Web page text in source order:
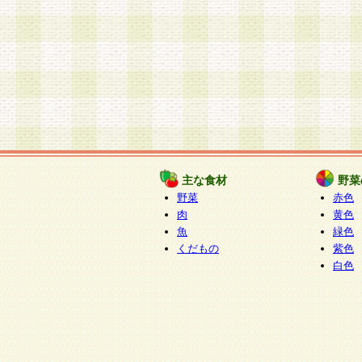
主な食材
野菜
肉
魚
くだもの
野
赤色
黄色
緑色
紫色
白色